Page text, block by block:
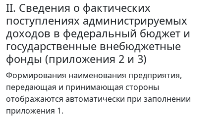
II. Сведения о фактических
поступлениях администрируемых
доходов в федеральный бюджет и
государственные внебюджетные
фонды (приложения 2 и 3)
Формирования наименования предприятия,
передающая и принимающая стороны
отображаются автоматически при заполнении
приложения 1.